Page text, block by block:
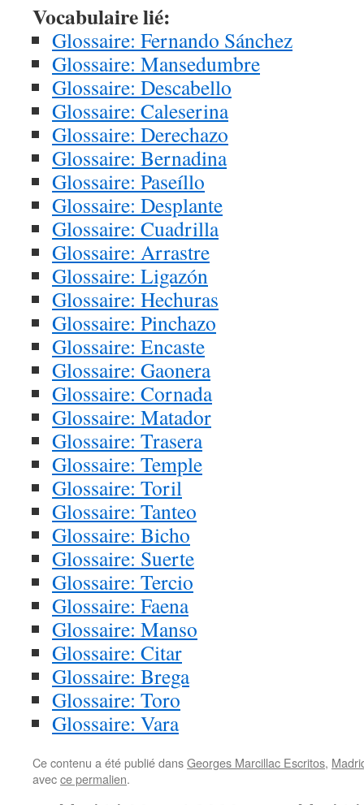
Vocabulaire lié:
Glossaire: Fernando Sánchez
Glossaire: Mansedumbre
Glossaire: Descabello
Glossaire: Caleserina
Glossaire: Derechazo
Glossaire: Bernadina
Glossaire: Paseíllo
Glossaire: Desplante
Glossaire: Cuadrilla
Glossaire: Arrastre
Glossaire: Ligazón
Glossaire: Hechuras
Glossaire: Pinchazo
Glossaire: Encaste
Glossaire: Gaonera
Glossaire: Cornada
Glossaire: Matador
Glossaire: Trasera
Glossaire: Temple
Glossaire: Toril
Glossaire: Tanteo
Glossaire: Bicho
Glossaire: Suerte
Glossaire: Tercio
Glossaire: Faena
Glossaire: Manso
Glossaire: Citar
Glossaire: Brega
Glossaire: Toro
Glossaire: Vara
Ce contenu a été publié dansGeorges Marcillac Escritos,
avecce permalien.